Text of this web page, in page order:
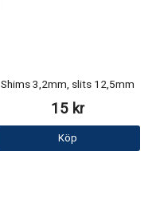
Shims 3,2mm, slits 12,5mm
15 kr
Köp